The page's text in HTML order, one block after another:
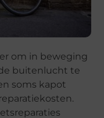
om in beweging
buitenlucht te
soms kapot